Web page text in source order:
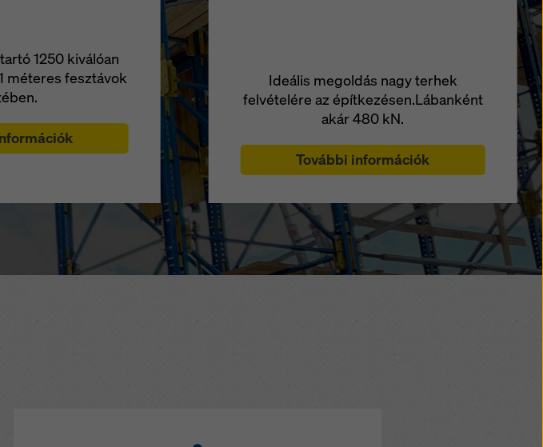
1250 kiválóan
méteres fesztávok
Ideális megoldás nagy terhek
felvételére az építkezésen.Lábanként
akár 480 kN.
További információk